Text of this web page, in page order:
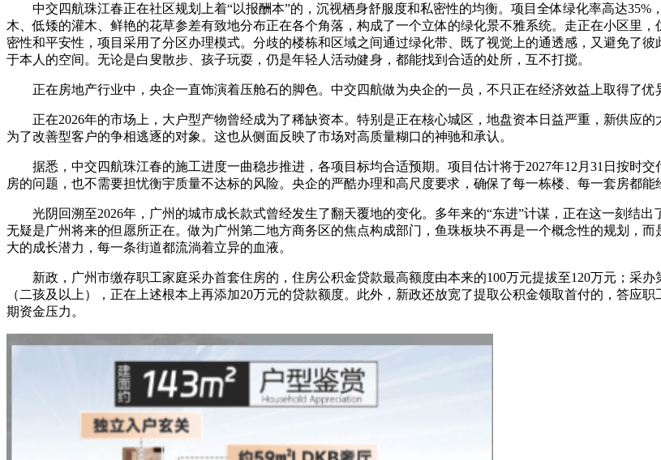
中交四航珠江春正在社区规划上着“以报酬本”的，沉视栖身舒服度和私密性的均衡。项目全体绿化率高达35%
木、低矮的灌木、鲜艳的花草参差有致地分布正在各个角落，构成了一个立体的绿化景不雅系统。走正在小区里
密性和平安性，项目采用了分区办理模式。分歧的楼栋和区域之间通过绿化带、既了视觉上的通透感，又避免了
于本人的空间。无论是白叟散步、孩子玩耍，仍是年轻人活动健身，都能找到合适的处所，互不打搅。
正在房地产行业中，央企一直饰演着压舱石的脚色。中交四航做为央企的一员，不只正在经济效益上取得了优
正在2026年的市场上，大户型产物曾经成为了稀缺资本。特别是正在核心城区，地盘资本日益严重，新供应
为了改善型客户的争相逃逐的对象。这也从侧面反映了市场对高质量糊口的神驰和承认。
据悉，中交四航珠江春的施工进度一曲稳步推进，各项目标均合适预期。项目估计将于2027年12月31日按时
房的问题，也不需要担忧衡宇质量不达标的风险。央企的严酷办理和高尺度要求，确保了每一栋楼、每一套房都能
光阴回溯至2026年，广州的城市成长款式曾经发生了翻天覆地的变化。多年来的“东进”计谋，正在这一刻结
无疑是广州将来的但愿所正在。做为广州第二地方商务区的焦点构成部门，鱼珠板块不再是一个概念性的规划，
大的成长潜力，每一条街道都流淌着立异的血液。
新政，广州市缴存职工家庭采办首套住房的，住房公积金贷款最高额度由本来的100万元提拔至120万元；采办
（二孩及以上），正在上述根本上再添加20万元的贷款额度。此外，新政还放宽了提取公积金领取首付的，答应
期资金压力。